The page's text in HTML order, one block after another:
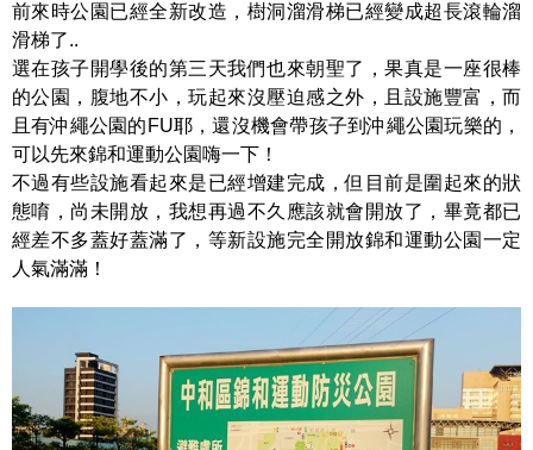
前來時公園已經全新改造，樹洞溜滑梯已經變成超長滾輪溜
滑梯了..
選在孩子開學後的第三天我們也來朝聖了，果真是一座很棒
的公園，腹地不小，玩起來沒壓迫感之外，且設施豐富，而
且有沖繩公園的FU耶，還沒機會帶孩子到沖繩公園玩樂的，
可以先來錦和運動公園嗨一下！
不過有些設施看起來是已經增建完成，但目前是圍起來的狀
態唷，尚未開放，我想再過不久應該就會開放了，畢竟都已
經差不多蓋好蓋滿了，等新設施完全開放錦和運動公園一定
人氣滿滿！